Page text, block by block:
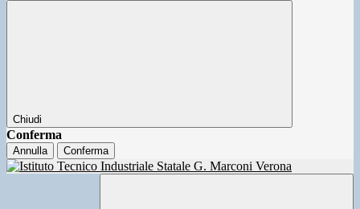
Chiudi
Conferma
Annulla Conferma